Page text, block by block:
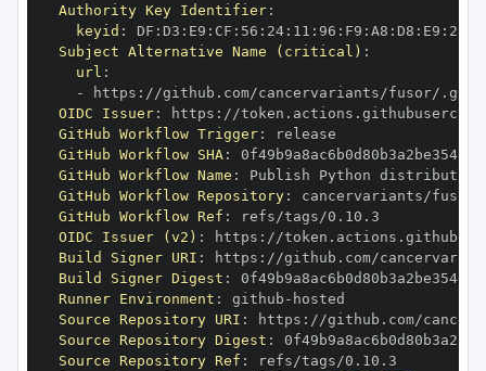
Authority Key Identifier:
keyid : DF : D3 : E9 : CF : 56 : 24: 11 : 96 : F9 : A8 : D8 : E9 : 28
Subject Alternative Name (critical) :
url :
-
https :
OIDC Issuer: https :
GitHub Workflow Trigger:
GitHub Workflow SHA:
GitHub Workflow Name :
GitHub Workflow Repository:
GitHub Workflow Ref :
OIDC Issuer (v2) : https :
Build Signer URI : https :
Build Signer Digest :
Runner Environment : github -
Source Repository URI : https :
Source Repository Digest :
Source Repository Ref :